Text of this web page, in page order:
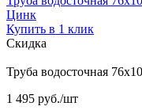
Цинк
Купить в 1 клик
Скидка
Труба водосточная
1 495 руб./шт